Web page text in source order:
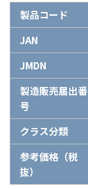
製品コード
JAN
JMDN
製造販売届出番
号
クラス分類
参考価格（税
抜）